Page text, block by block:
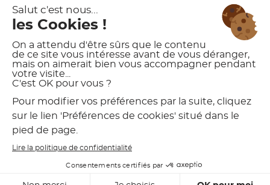
commandes@akw-medicare.com
© 2026 AKW INTERNATIONAL
MENTIONS LÉGALES
POLITIQUE DE CONFIDENTIALITÉ
CONDITIONS GÉNÉRALES DE VENTE
CHARTE D’UTILISATION DES VISUELS AKW